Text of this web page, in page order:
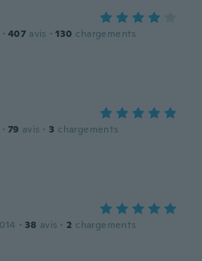
· 407 avis · 130 chargements
· 79 avis · 3 chargements
· 38 avis · 2 chargements